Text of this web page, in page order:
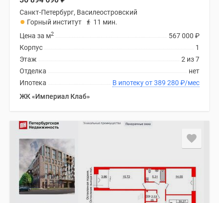
Санкт-Петербург, Василеостровский
Горный институт
11 мин.
567 000 ₽
Цена за м2
1
Корпус
2 из 7
Этаж
нет
Отделка
В ипотеку от 389 280 ₽/мес
Ипотека
ЖК «Империал Клаб»